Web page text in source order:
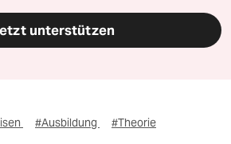
unterstützen
#Ausbildung #Theorie